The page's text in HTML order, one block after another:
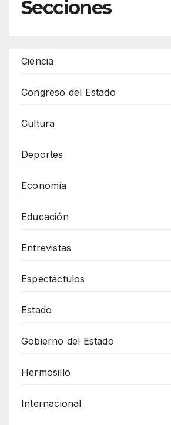
Secciones
Ciencia
Congreso del Estado
Cultura
Deportes
Economía
Educación
Entrevistas
Espectáctulos
Estado
Gobierno del Estado
Hermosillo
Internacional